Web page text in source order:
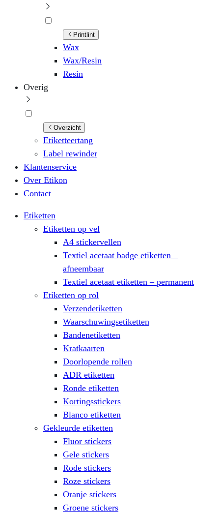
Printlint
Wax
Wax/Resin
Resin
Overig
Overzicht
Etiketteertang
Label rewinder
Klantenservice
Over Etikon
Contact
Etiketten
Etiketten op vel
A4 stickervellen
Textiel acetaat badge etiketten –
afneembaar
Textiel acetaat etiketten – permanent
Etiketten op rol
Verzendetiketten
Waarschuwingsetiketten
Bandenetiketten
Kratkaarten
Doorlopende rollen
ADR etiketten
Ronde etiketten
Kortingsstickers
Blanco etiketten
Gekleurde etiketten
Fluor stickers
Gele stickers
Rode stickers
Roze stickers
Oranje stickers
Groene stickers